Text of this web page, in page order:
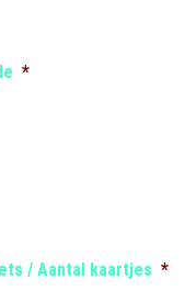
*
/ Aantal kaartjes *